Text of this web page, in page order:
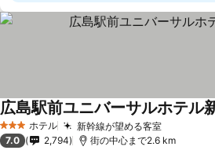
3 ホテルのランク
ホテル 新幹線が望める客室料金を表示
広島駅前ユニバーサルホテル
7.0 2,794 街の中心まで2.6 km